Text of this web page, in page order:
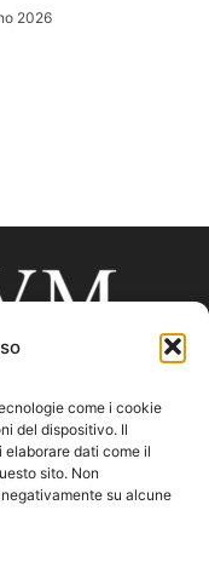
come i cookie
del dispositivo. Il
dati come il
sito. Non
su alcune
2026